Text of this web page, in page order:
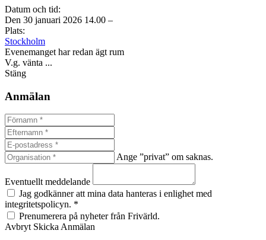
Datum och tid:
Den 30 januari 2026 14.00 –
Plats:
Stockholm
Evenemanget har redan ägt rum
V.g. vänta ...
Stäng
Anmälan
Ange ”privat” om saknas.
Eventuellt meddelande
Jag godkänner att mina data hanteras i enlighet med
integritetspolicyn. *
Prenumerera på nyheter från Frivärld.
Avbryt Skicka Anmälan